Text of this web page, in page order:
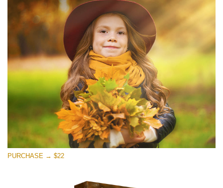
Entire Collection
(1783 Overlays)
Large 6000*4000px
Stažení zdarma
PURCHASE → $22